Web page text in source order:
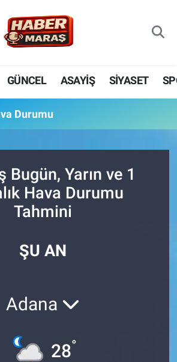
GÜNCEL ASAYİŞ SİYASET
Durumu
Bugün, Yarın ve 1
Hava Durumu
Tahmini
ŞU AN
Adana
28°